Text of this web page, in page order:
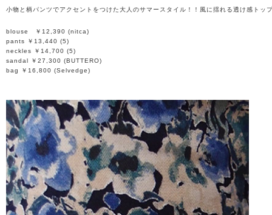
小物と柄パンツでアクセントをつけた大人のサマースタイル！！風に揺れる透け感トッ
blouse ￥12,390 (nitca)
pants ￥13,440 (5)
neckles ￥14,700 (5)
sandal ￥27,300 (BUTTERO)
bag ￥16,800 (Selvedge)